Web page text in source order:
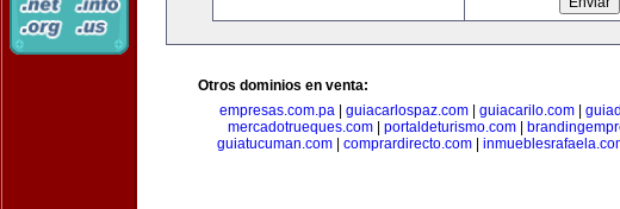
Otros dominios en venta:
empresas.com.pa| guiacarlospaz.com| guiacarilo.com|
mercadotrueques.com| portaldeturismo.com|
guiatucuman.com
comprardirecto.com